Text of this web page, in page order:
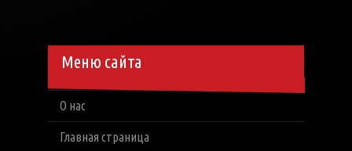
Меню сайта
О нас
Главная страница